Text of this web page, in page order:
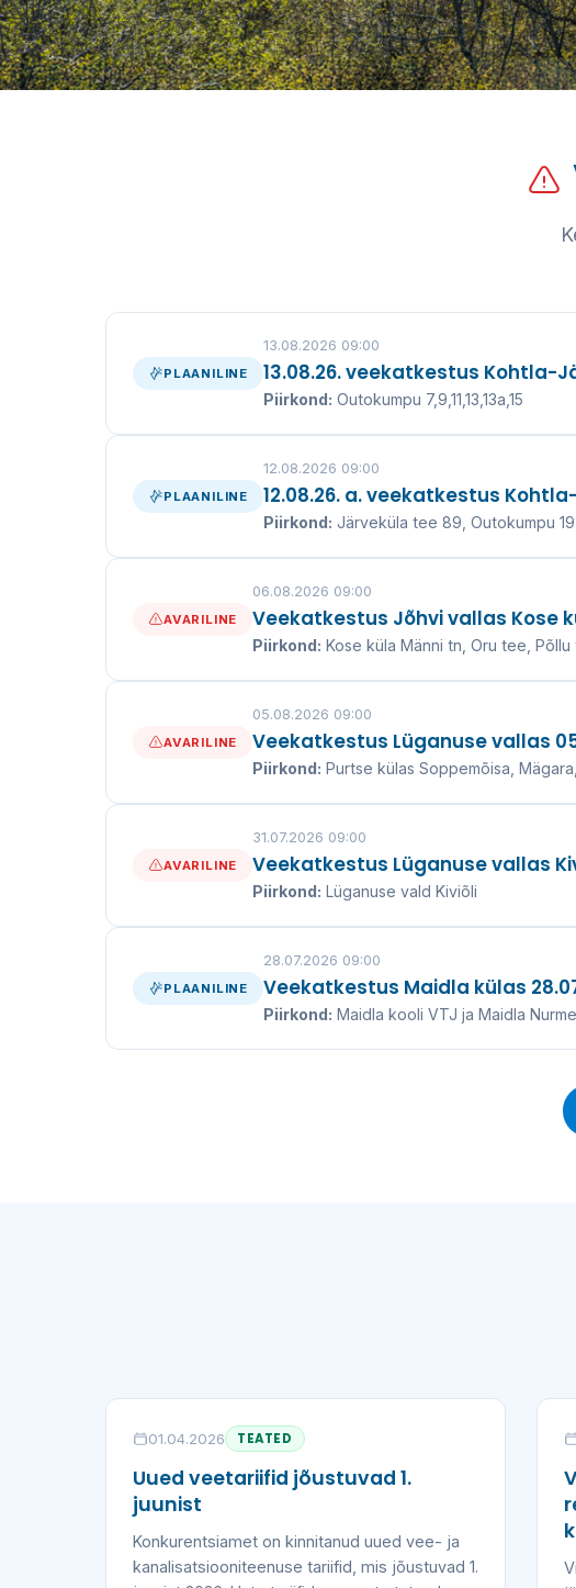
Puhtam
puhtam
Tagame Ida-Virumaa elanikele ja ettevõtetele kvaliteetse
ning kanalisatsiooniteenuse juba üle 20 aasta.
VEEKATKESTUSED VÕTA ÜHENDUST
UUDISED ↓
PLAANILINE
13.08.2026 09:00
13.08.26. veekatkestus Kohtla-
Piirkond: Outokumpu 7,9,11,13,13a,15
PLAANILINE
12.08.2026 09:00
12.08.26. a. veekatkestus
Piirkond: Järveküla tee 89, Outokumpu 19
AVARILINE
06.08.2026 09:00
Veekatkestus Jõhvi vallas Kose
Piirkond: Kose küla Männi tn, Oru tee, Põllu
AVARILINE
05.08.2026 09:00
Veekatkestus Lüganuse vallas
Piirkond: Purtse külas Soppemõisa,
AVARILINE
31.07.2026 09:00
Veekatkestus Lüganuse vallas
Piirkond: Lüganuse vald Kiviõli
PLAANILINE
28.07.2026 09:00
Veekatkestus Maidla külas
Piirkond: Maidla kooli VTJ ja Maidla
01.04.2026 TEATED
Uued veetariifid jõustuvad 1.
juunist
Konkurentsiamet on kinnitanud uued vee- ja
kanalisatsiooniteenuse tariifid, mis jõustuvad 1.